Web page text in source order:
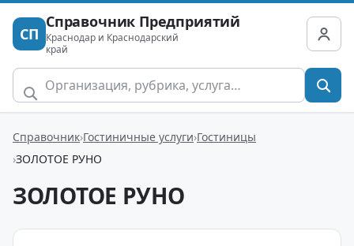
СП
Справочник Предприятий
Краснодар и Краснодарский
край
Справочник Гостиничные услуги Гостиницы
ЗОЛОТОЕ РУНО
ЗОЛОТОЕ РУНО